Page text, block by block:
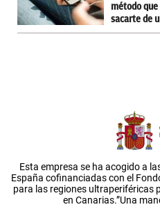
método que
sacarte de
Esta empresa se ha acogido a
España cofinanciadas con el
para las regiones ultraperiféricas
en Canarias.”Una